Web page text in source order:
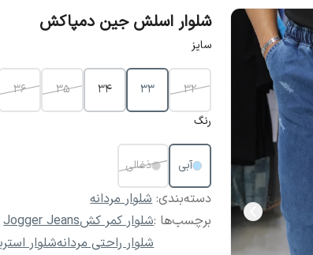
شلوار اسلش جین دمپاکش
سایز
32
33
34
35
36
رنگ
آبی ذغالی
دسته‌بندی:شلوار مردانه
برچسب‌ها :شلوار کمر کشJogger Jeans
شلوار راحتی مردانهشلوار